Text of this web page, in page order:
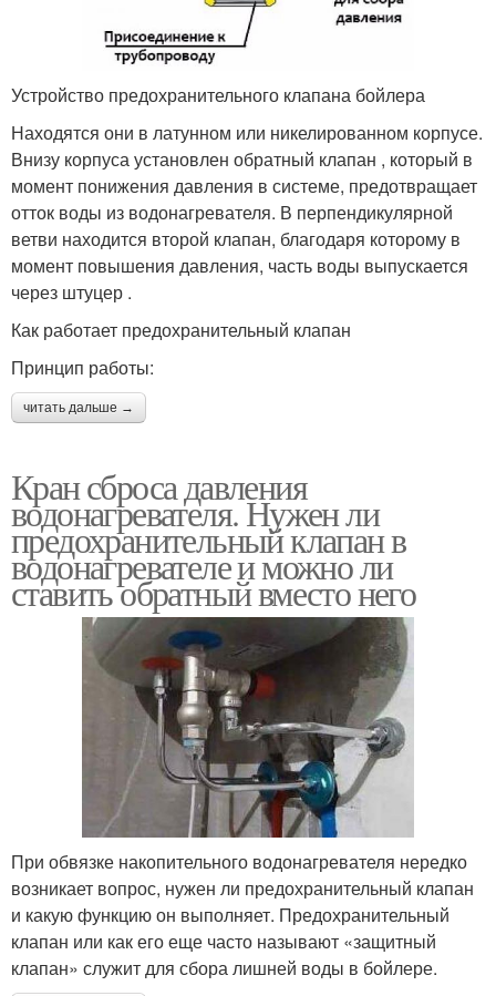
Устройство предохранительного клапана бойлера
Находятся они в латунном или никелированном корпусе.
Внизу корпуса установлен обратный клапан , который в
момент понижения давления в системе, предотвращает
отток воды из водонагревателя. В перпендикулярной
ветви находится второй клапан, благодаря которому в
момент повышения давления, часть воды выпускается
через штуцер .
Как работает предохранительный клапан
Принцип работы:
читать дальше →
Кран сброса давления
водонагревателя. Нужен ли
предохранительный клапан в
водонагревателе и можно ли
ставить обратный вместо него
При обвязке накопительного водонагревателя нередко
возникает вопрос, нужен ли предохранительный клапан
и какую функцию он выполняет. Предохранительный
клапан или как его еще часто называют «защитный
клапан» служит для сбора лишней воды в бойлере.